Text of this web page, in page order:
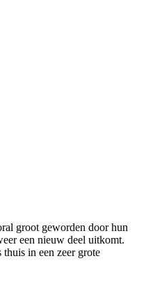
groot geworden door hun
een nieuw deel uitkomt.
in een zeer grote